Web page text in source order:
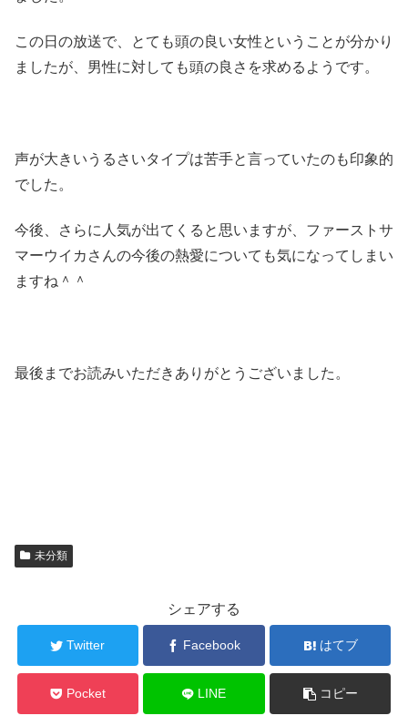
この日の放送で、とても頭の良い女性ということが分かり
ましたが、男性に対しても頭の良さを求めるようです。
声が大きいうるさいタイプは苦手と言っていたのも印象的
でした。
今後、さらに人気が出てくると思いますが、ファーストサ
マーウイカさんの今後の熱愛についても気になってしまい
ますね＾＾
最後までお読みいただきありがとうございました。
未分類
シェアする
Twitter Facebook はてブ
Pocket LINE コピー